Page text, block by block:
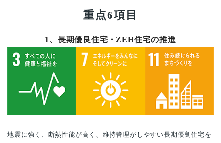
重点6項目
1、長期優良住宅・ZEH住宅の推進
地震に強く、断熱性能が高く、維持管理がしやすい長期優良住宅を